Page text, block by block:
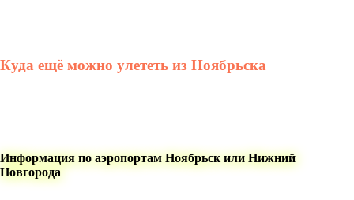
Куда ещё можно улететь из Ноябрьска
Информация по аэропортам Ноябрьск или Нижний
Новгорода